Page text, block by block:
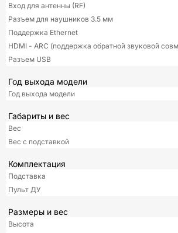
Вход для антенны (RF)
Разъем для наушников 3.5 мм
Поддержка Ethernet
HDMI - ARC (поддержка обратной звуковой
Разъем USB
Год выхода модели
Год выхода модели
Габариты и вес
Вес
Вес с подставкой
Комплектация
Подставка
Пульт ДУ
Размеры и вес
Высота